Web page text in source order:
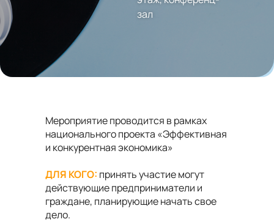
зал
Мероприятие проводится в рамках
национального проекта «Эффективная
и конкурентная экономика»
ДЛЯ КОГО: принять участие могут
действующие предприниматели и
граждане, планирующие начать свое
дело.